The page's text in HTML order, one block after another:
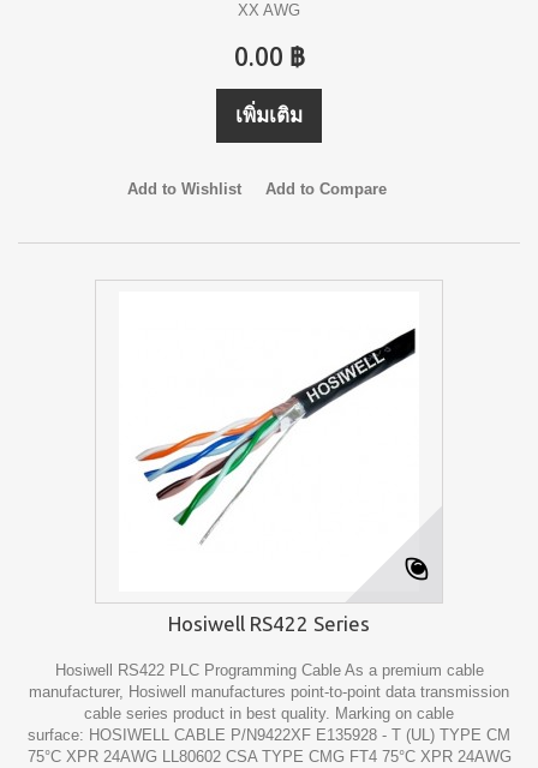
XX AWG
0.00 ฿
เพิ่มเติม
Add to Wishlist Add to Compare
Hosiwell RS422 Series
Hosiwell RS422 PLC Programming Cable As a premium cable
manufacturer, Hosiwell manufactures point-to-point data transmission
cable series product in best quality. Marking on cable
surface: HOSIWELL CABLE P/N9422XF E135928 - T (UL) TYPE CM
75°C XPR 24AWG LL80602 CSA TYPE CMG FT4 75°C XPR 24AWG